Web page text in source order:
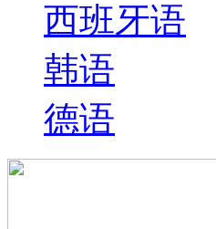
西班牙语
韩语
德语